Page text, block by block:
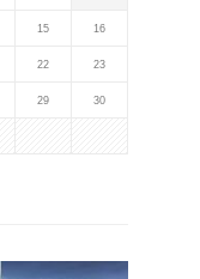
15 16
22 23
29 30